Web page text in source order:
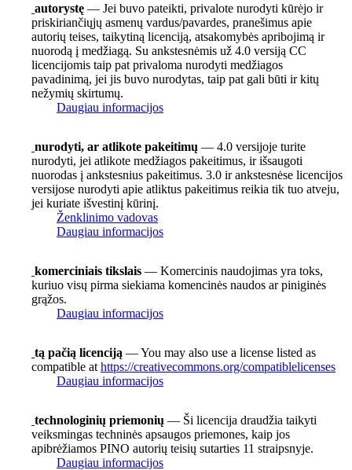
autorystę — Jei buvo pateikti, privalote nurodyti kūrėjo ir
priskiriančiųjų asmenų vardus/pavardes, pranešimus apie
autorių teises, taikytiną licenciją, atsakomybės apribojimą ir
nuorodą į medžiagą. Su ankstesnėmis už 4.0 versiją CC
licencijomis taip pat privaloma nurodyti medžiagos
pavadinimą, jei jis buvo nurodytas, taip pat gali būti ir kitų
nežymių skirtumų.
Daugiau informacijos
nurodyti, ar atlikote pakeitimų — 4.0 versijoje turite
nurodyti, jei atlikote medžiagos pakeitimus, ir išsaugoti
nuorodas į ankstesnius pakeitimus. 3.0 ir ankstesnėse licencijos
versijose nurodyti apie atliktus pakeitimus reikia tik tuo atveju,
jei kuriate išvestinį kūrinį.
Ženklinimo vadovas
Daugiau informacijos
komerciniais tikslais — Komercinis naudojimas yra toks,
kuriuo visų pirma siekiama komencinės naudos ar piniginės
grąžos.
Daugiau informacijos
tą pačią licenciją — You may also use a license listed as
compatible at https://creativecommons.org/compatiblelicenses
Daugiau informacijos
technologinių priemonių — Ši licencija draudžia taikyti
veiksmingas techninės apsaugos priemones, kaip jos
apibrėžiamos PINO autorių teisių sutarties 11 straipsnyje.
Daugiau informacijos